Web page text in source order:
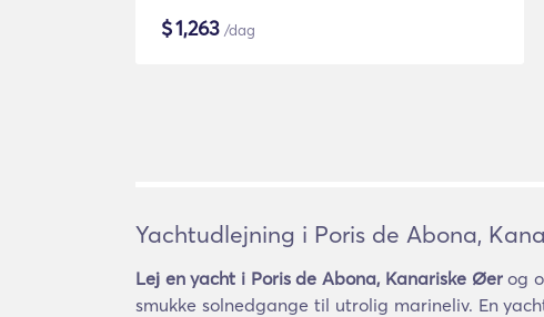
$1,263 /dag
Yachtudlejning i Poris de Abona,
Lej en yacht i Poris de Abona, Kanariske Øerog
smukke solnedgange til utrolig marineliv. En